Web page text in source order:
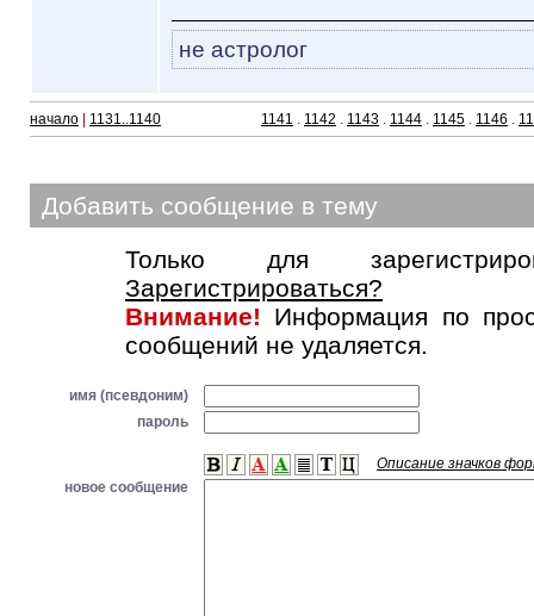
не астролог
начало 1131..1140 1141 . 1142 . 1143 . 1144 . 1145 . 1146 .
Добавить сообщение в тему
Только для
Зарегистрироваться?
Внимание! Информация по
сообщений не удаляется.
имя (псевдоним)
пароль
Описание значков
новое сообщение